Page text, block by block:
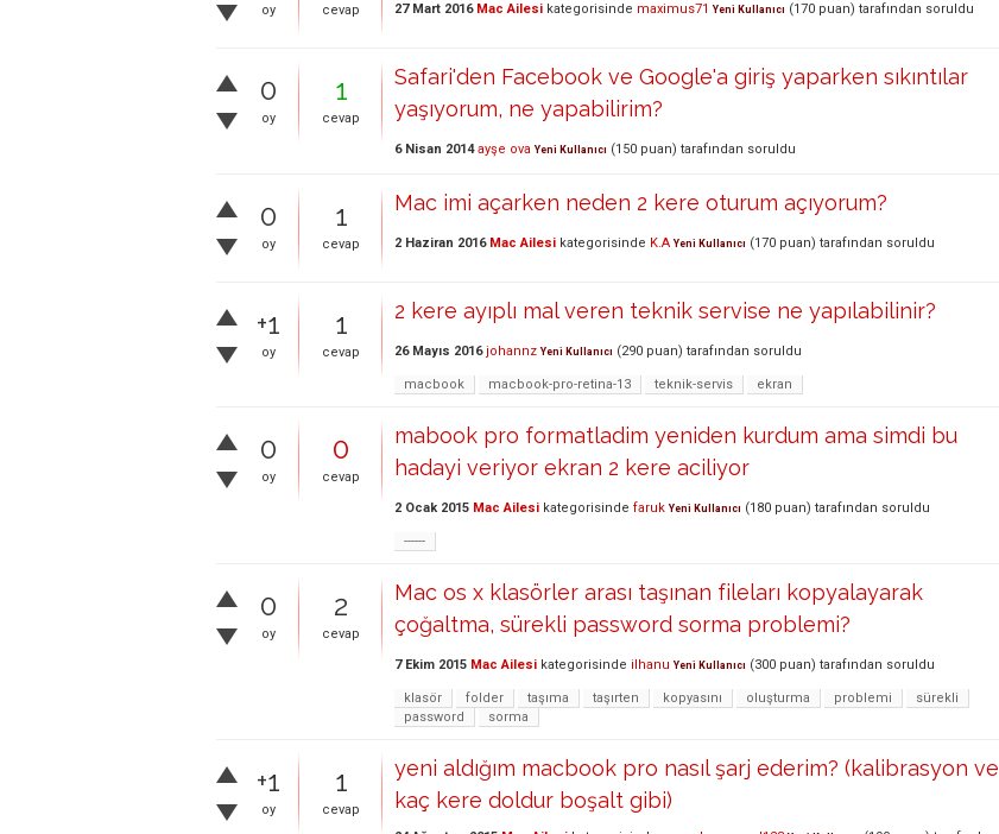
oy cevap 27 Mart 2016 Mac Ailesi kategorisinde maximus71 Yeni Kullanıcı (170 puan) tarafından soruldu
0
oy
1
cevap
Safari'den Facebook ve Google'a giriş yaparken sıkıntılar
yaşıyorum, ne yapabilirim?
6 Nisan 2014 ayşe ova Yeni Kullanıcı (150 puan) tarafından soruldu
0
oy
1
cevap
Mac imi açarken neden 2 kere oturum açıyorum?
2 Haziran 2016 Mac Ailesi kategorisinde K.A Yeni Kullanıcı (170 puan) tarafından soruldu
+1
oy
1
cevap
2 kere ayıplı mal veren teknik servise ne yapılabilinir?
26 Mayıs 2016 johannz Yeni Kullanıcı (290 puan) tarafından soruldu
macbook macbook-pro-retina-13 teknik-servis ekran
0
oy
0
cevap
mabook pro formatladim yeniden kurdum ama simdi bu
hadayi veriyor ekran 2 kere aciliyor
2 Ocak 2015 Mac Ailesi kategorisinde faruk Yeni Kullanıcı (180 puan) tarafından soruldu
------
0
oy
2
cevap
Mac os x klasörler arası taşınan fileları kopyalayarak
çoğaltma, sürekli password sorma problemi?
7 Ekim 2015 Mac Ailesi kategorisinde ilhanu Yeni Kullanıcı (300 puan) tarafından soruldu
klasör folder taşıma taşırten kopyasını oluşturma problemi
sürekli
password
sorma
+1
oy
1
cevap
yeni aldığım macbook pro nasıl şarj ederim? (kalibrasyon ve
kaç kere doldur boşalt gibi)